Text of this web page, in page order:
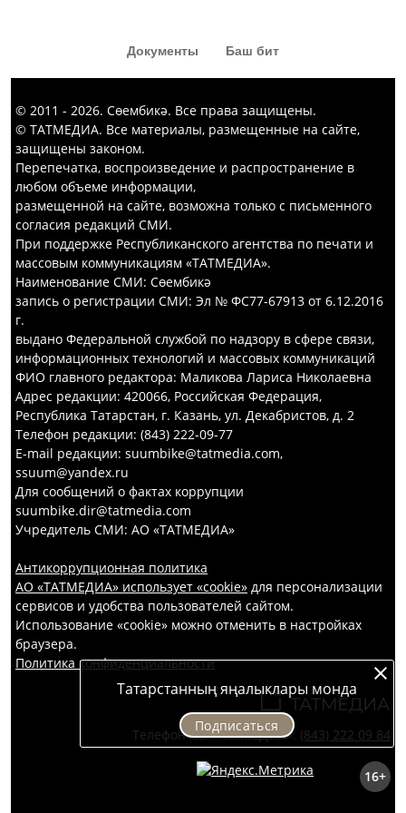
Татарстанның яңалыклары монда
Подписаться
Документы Баш бит
© 2011 - 2026. Сөембикә. Все права защищены.
© ТАТМЕДИА. Все материалы, размещенные на сайте,
защищены законом.
Перепечатка, воспроизведение и распространение в
любом объеме информации,
размещенной на сайте, возможна только с письменного
согласия редакций СМИ.
При поддержке Республиканского агентства по печати и
массовым коммуникациям «ТАТМЕДИА».
Наименование СМИ: Сөембикә
запись о регистрации СМИ: Эл № ФС77-67913 от 6.12.2016
г.
выдано Федеральной службой по надзору в сфере связи,
информационных технологий и массовых коммуникаций
ФИО главного редактора: Маликова Лариса Николаевна
Адрес редакции: 420066, Российская Федерация,
Республика Татарстан, г. Казань, ул. Декабристов, д. 2
Телефон редакции: (843) 222-09-77
E-mail редакции: suumbike@tatmedia.com,
ssuum@yandex.ru
Для сообщений о фактах коррупции
suumbike.dir@tatmedia.com
Учредитель СМИ: АО «ТАТМЕДИА»
Антикоррупционная политика
АО «ТАТМЕДИА» использует «cookie» для персонализации
сервисов и удобства пользователей сайтом.
Использование «cookie» можно отменить в настройках
браузера.
Политика конфиденциальности
Телефон АО «ТАТМЕДИА»: (843) 222 09 84
16+